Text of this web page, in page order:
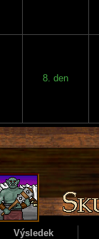
8. den
Výsledek